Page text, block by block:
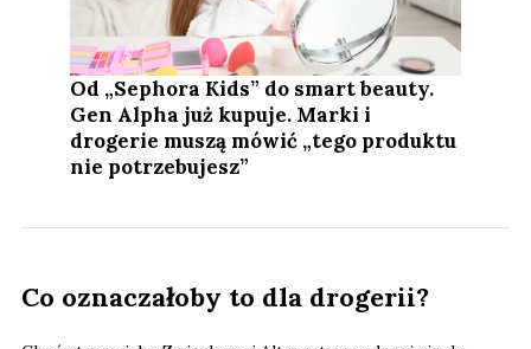
Od „Sephora Kids” do smart beauty.
Gen Alpha już kupuje. Marki i
drogerie muszą mówić „tego produktu
nie potrzebujesz”
Co oznaczałoby to dla drogerii?